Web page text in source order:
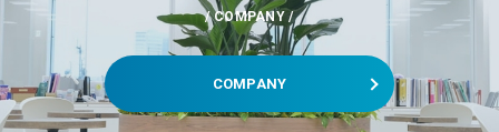
COMPANY
COMPANY